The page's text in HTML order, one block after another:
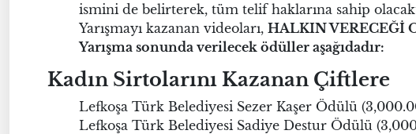
ismini de belirterek, tüm telif haklarına sahip
Yarışmayı kazanan videoları, HALKIN VERECEĞİ
Yarışma sonunda verilecek ödüller aşağıdadır:
Kadın Sirtolarını Kazanan Çiftlere
Lefkoşa Türk Belediyesi Sezer Kaşer Ödülü
Lefkoşa Türk Belediyesi Sadiye Destur Ödülü